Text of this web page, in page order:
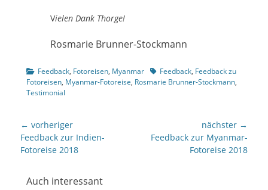
Vielen Dank Thorge!
Rosmarie Brunner-Stockmann
Kategorien
Feedback, Fotoreisen, Myanmar TagsFeedback, Feedback zu
Fotoreisen, Myanmar-Fotoreise, Rosmarie Brunner-Stockmann,
Testimonial
Beitragsnavigation
← vorheriger
Vorheriger
Beitrag:
Feedback zur Indien-
Fotoreise 2018
nächster →
nächster
Feedback zur Myanmar-
Fotoreise 2018
Auch interessant